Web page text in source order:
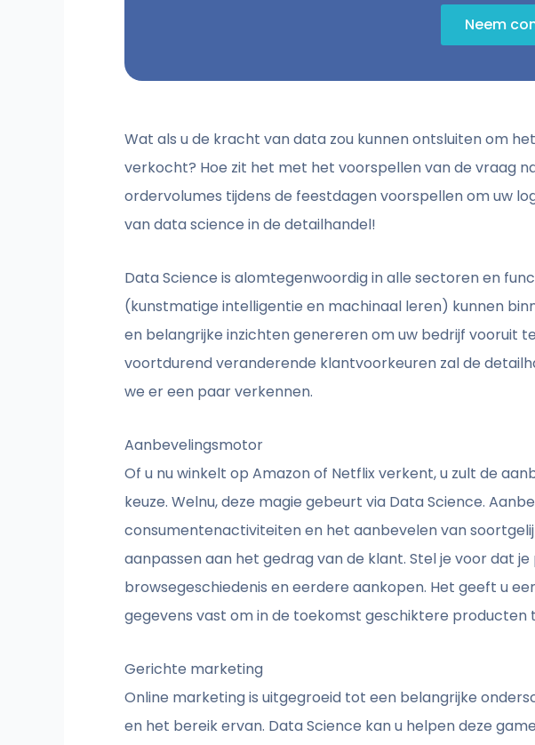
Neem
Wat als u de kracht van data zou kunnen ontsluiten om
verkocht? Hoe zit het met het voorspellen van de vraag
ordervolumes tijdens de feestdagen voorspellen om uw
van data science in de detailhandel!
Data Science is alomtegenwoordig in alle sectoren en
(kunstmatige intelligentie en machinaal leren) kunnen
en belangrijke inzichten genereren om uw bedrijf vooruit
voortdurend veranderende klantvoorkeuren zal de
we er een paar verkennen.
Aanbevelingsmotor
Of u nu winkelt op Amazon of Netflix verkent, u zult de
keuze. Welnu, deze magie gebeurt via Data Science.
consumentenactiviteiten en het aanbevelen van
aanpassen aan het gedrag van de klant. Stel je voor dat
browsegeschiedenis en eerdere aankopen. Het geeft u
gegevens vast om in de toekomst geschiktere producten
Gerichte marketing
Online marketing is uitgegroeid tot een belangrijke
en het bereik ervan. Data Science kan u helpen deze